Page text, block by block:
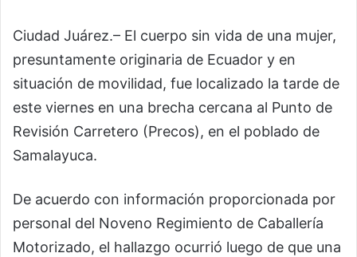
Ciudad Juárez.– El cuerpo sin vida de una mujer,
presuntamente originaria de Ecuador y en
situación de movilidad, fue localizado la tarde de
este viernes en una brecha cercana al Punto de
Revisión Carretero (Precos), en el poblado de
Samalayuca.
De acuerdo con información proporcionada por
personal del Noveno Regimiento de Caballería
Motorizado, el hallazgo ocurrió luego de que una